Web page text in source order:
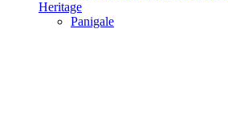
Heritage
Panigale